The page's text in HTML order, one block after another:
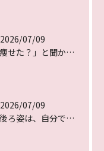
2026/07/09
「痩せた？」と聞かれるのは、体重ではなく”シルエット”が変わ...
2026/07/09
「後ろ姿は、自分では見えないからこそ差がつく。